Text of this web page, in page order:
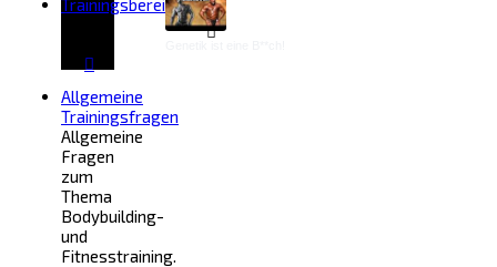
Trainingsbereich
Allgemeine
Trainingsfragen
Allgemeine
Fragen
zum
Thema
Bodybuilding-
und
Fitnesstraining.